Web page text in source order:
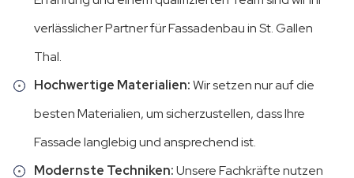
verlässlicher Partner für Fassadenbau in St. Gallen
Thal.
Hochwertige Materialien:Wir setzen nur auf die
besten Materialien, um sicherzustellen, dass Ihre
Fassade langlebig und ansprechend ist.
Modernste Techniken:Unsere Fachkräfte nutzen